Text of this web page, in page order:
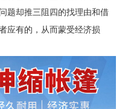
题却推三阻四的找理由和借
应有的，从而蒙受经济损